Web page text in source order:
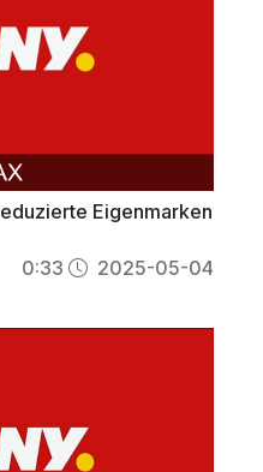
Eigenmarken
0:33 2025-05-04